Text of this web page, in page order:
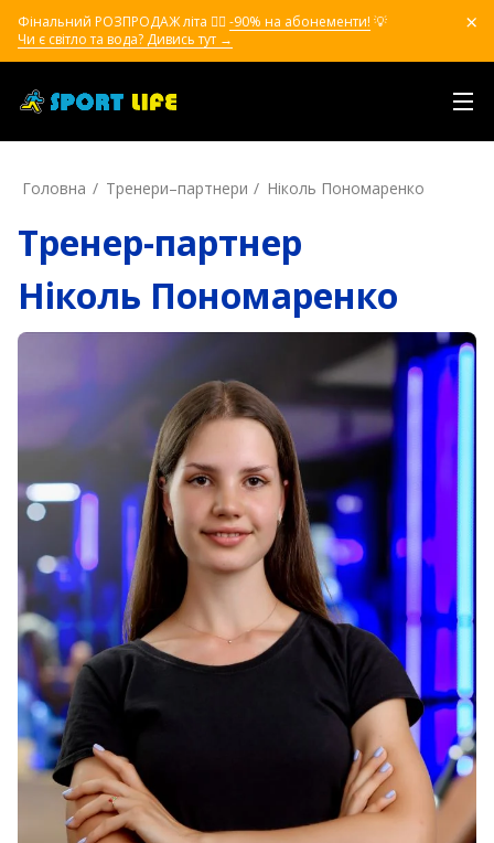
Фінальний РОЗПРОДАЖ літа ❤️‍🔥 -90% на абонементи! 💡
Чи є світло та вода? Дивись тут →
Головна Тренери–партнери Ніколь Пономаренко
Тренер-партнер
Ніколь Пономаренко